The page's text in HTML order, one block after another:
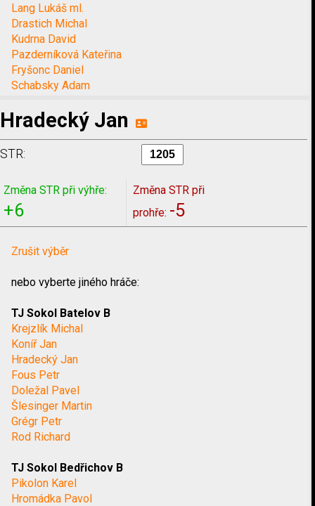
Lang Lukáš ml.
Drastich Michal
Kudrna David
Pazderníková Kateřina
Fryšonc Daniel
Schabsky Adam
Hradecký Jan
STR:
Změna STR při výhře:
+6
Změna STR při
prohře: -5
Zrušit výběr
nebo vyberte jiného hráče:
TJ Sokol Batelov B
Krejzlík Michal
Koníř Jan
Hradecký Jan
Fous Petr
Doležal Pavel
Šlesinger Martin
Grégr Petr
Rod Richard
TJ Sokol Bedřichov B
Pikolon Karel
Hromádka Pavol